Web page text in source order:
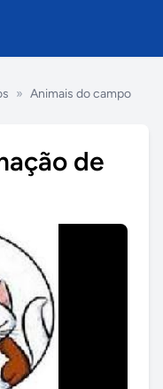
» Animais do campo
de